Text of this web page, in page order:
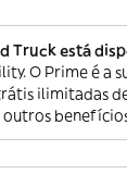
Truck está
O Prime é a
ilimitadas